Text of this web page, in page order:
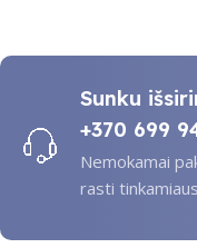
Sunku
+370 699
Nemokamai
rasti